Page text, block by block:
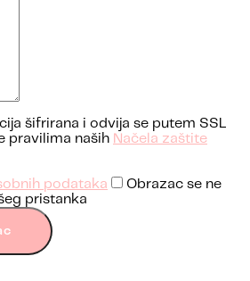
šifrirana i odvija se putem SSL
pravilima naših Načela zaštite
podataka
Obrazac se ne
pristanka